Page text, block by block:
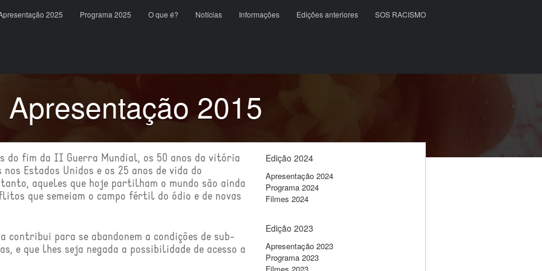
2025 Programa 2025 O que é? Notícias Informações Edições anteriores SOS RACISMO
Apresentação 2015
do fim da II Guerra Mundial, os 50 anos da vitória
Estados Unidos e os 25 anos de vida do
aqueles que hoje partilham o mundo são ainda
que semeiam o campo fértil do ódio e de novas
contribui para se abandonem a condições de sub-
e que lhes seja negada a possibilidade de acesso a
Edição 2024
Apresentação 2024
Programa 2024
Filmes 2024
Edição 2023
Apresentação 2023
Programa 2023